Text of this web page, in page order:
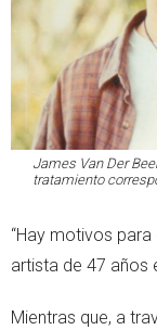
James Van Der
tratamiento
“Hay motivos
artista de 47 años
Mientras que, a